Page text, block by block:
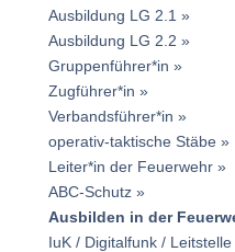
Ausbildung LG 2.1
Ausbildung LG 2.2
Gruppenführer*in
Zugführer*in
Verbandsführer*in
operativ-taktische Stäbe
Leiter*in der Feuerwehr
ABC-Schutz
Ausbilden in der
IuK / Digitalfunk / Leitstelle